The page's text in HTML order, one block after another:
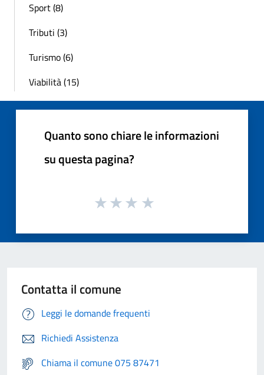
Sport (8)
Tributi (3)
Turismo (6)
Viabilità (15)
Quanto sono chiare le informazioni
su questa pagina?
Contatta il comune
Leggi le domande frequenti
Richiedi Assistenza
Chiama il comune 075 87471